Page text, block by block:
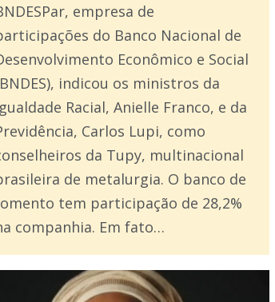
empresa de
do Banco Nacional de
Econômico e Social
indicou os ministros da
Racial, Anielle Franco, e da
Carlos Lupi, como
da Tupy, multinacional
de metalurgia. O banco de
tem participação de 28,2%
companhia. Em fato…